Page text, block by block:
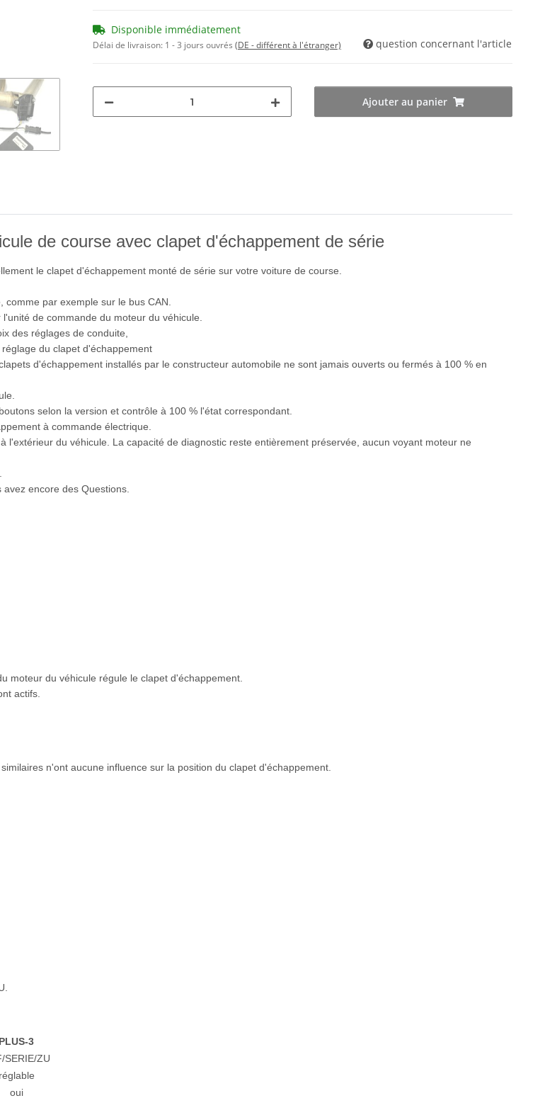
Disponible immédiatement
Délai de livraison: 1 - 3 jours ouvrés (DE - différent à l'étranger) question concernant l'article
Ajouter au panier
de course avec clapet d'échappement de série
le clapet d'échappement monté de série sur votre voiture de course.
comme par exemple sur le bus CAN.
de commande du moteur du véhicule.
des réglages de conduite,
du clapet d'échappement
d'échappement installés par le constructeur automobile ne sont jamais ouverts ou fermés à 100 % en
selon la version et contrôle à 100 % l'état correspondant.
à commande électrique.
du véhicule. La capacité de diagnostic reste entièrement préservée, aucun voyant moteur ne
encore des Questions.
moteur du véhicule régule le clapet d'échappement.
actifs.
n'ont aucune influence sur la position du clapet d'échappement.
PLUS-3
SERIE/ZU
réglable
oui